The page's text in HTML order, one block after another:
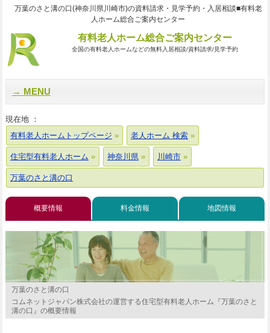
万葉のさと溝の口(神奈川県川崎市)の資料請求・見学予約・入居相談■有料老
人ホーム総合ご案内センター
有料老人ホーム総合ご案内センター
全国の有料老人ホームなどの無料入居相談/資料請求/見学予約
MENU
現在地 ：
有料老人ホームトップページ
老人ホーム 検索
住宅型有料老人ホーム 神奈川県 川崎市
万葉のさと溝の口
概要情報 料金情報 地図情報
万葉のさと溝の口
コムネットジャパン株式会社の運営する住宅型有料老人ホーム『万葉のさと
溝の口』の概要情報